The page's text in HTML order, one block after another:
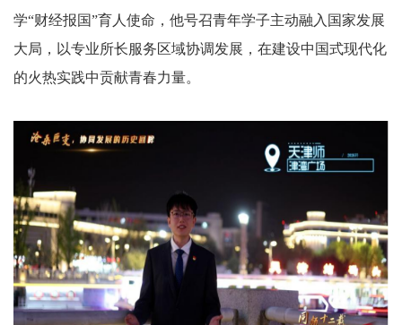
学“财经报国”育人使命，他号召青年学子主动融入国家发展
大局，以专业所长服务区域协调发展，在建设中国式现代化
的火热实践中贡献青春力量。